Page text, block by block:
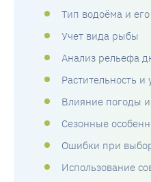
Тип водоёма и
Учет вида рыбы
Анализ рельефа
Растительность и
Влияние погоды
Сезонные
Ошибки при
Использование